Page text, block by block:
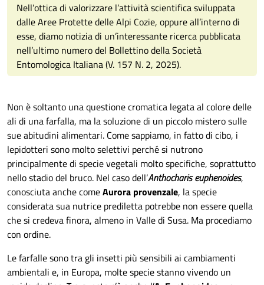
Nell’ottica di valorizzare l’attività scientifica sviluppata
dalle Aree Protette delle Alpi Cozie, oppure all’interno di
esse, diamo notizia di un’interessante ricerca pubblicata
nell’ultimo numero del Bollettino della Società
Entomologica Italiana (V. 157 N. 2, 2025).
Non è soltanto una questione cromatica legata al colore delle
ali di una farfalla, ma la soluzione di un piccolo mistero sulle
sue abitudini alimentari. Come sappiamo, in fatto di cibo, i
lepidotteri sono molto selettivi perché si nutrono
principalmente di specie vegetali molto specifiche, soprattutto
nello stadio del bruco. Nel caso dell’Anthocharis euphenoides,
conosciuta anche comeAurora provenzale, la specie
considerata sua nutrice prediletta potrebbe non essere quella
che si credeva finora, almeno in Valle di Susa. Ma procediamo
con ordine.
Le farfalle sono tra gli insetti più sensibili ai cambiamenti
ambientali e, in Europa, molte specie stanno vivendo un